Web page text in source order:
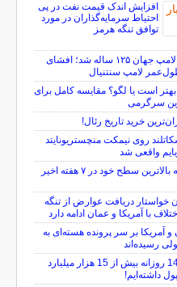
افزایش اندک قیمت نفت در پی
احتیاط سرمایه‌گذاران در مورد
توافق تنگه هرمز
قدیمی‌ترین لامپ جهان ۱۲۵ ساله شد؛ افشای
لامپ سنتنیال
است یا لگو؟ مقایسه کامل برای
سرگرمی
خرید تاریخ رئال!
روی نیمکت منچستریونایتد
واقعی شد
قیمت طلا به بالاترین سطح خود در ۷ هفته اخیر
خواستار دریافت عوارض از تنگه
با آمریکا و عمان ادامه دارد
و آمریکا بر سر پرونده هسته‌ای به
رسیده‌اند
در سال 1404 روزانه بیش از 15 هزار میلیارد
داشته‌ایم!